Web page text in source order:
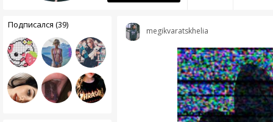
Подписался (39)
megikvaratskhelia